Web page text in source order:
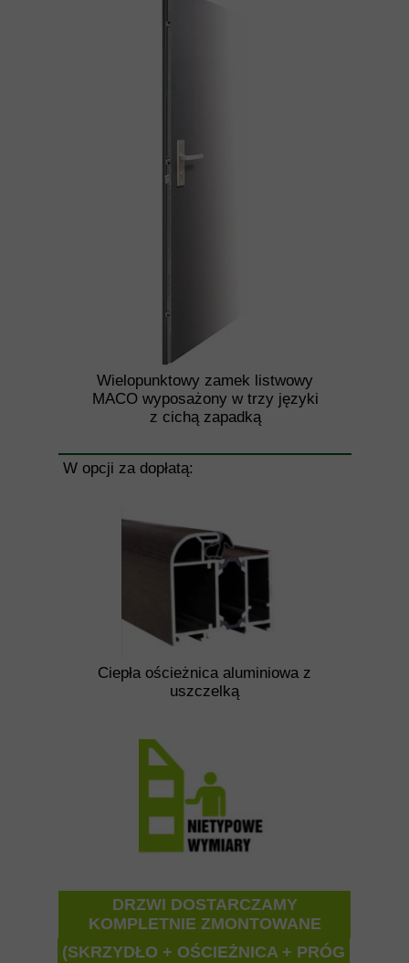
W opcji za dopłatą:
Ciepła ościeżnica aluminiowa z
uszczelką
Wielopunktowy zamek listwowy
MACO wyposażony w trzy języki
z cichą zapadką
(SKRZYDŁO + OŚCIEŻNICA + PRÓG
DRZWI DOSTARCZAMY
KOMPLETNIE ZMONTOWANE